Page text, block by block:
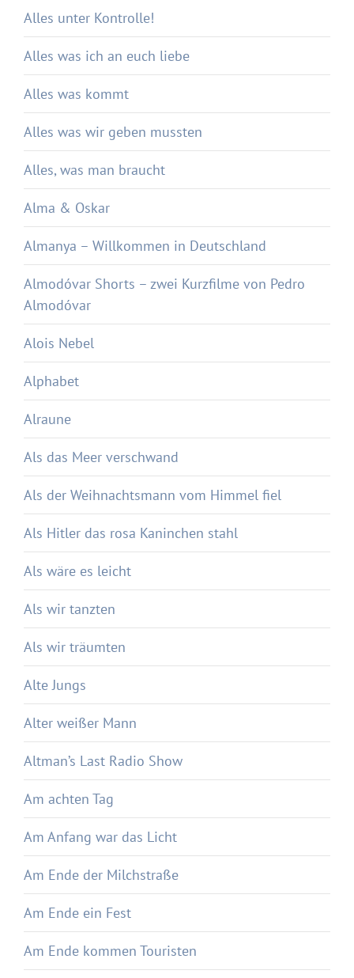
Alles unter Kontrolle!
Alles was ich an euch liebe
Alles was kommt
Alles was wir geben mussten
Alles, was man braucht
Alma & Oskar
Almanya – Willkommen in Deutschland
Almodóvar Shorts – zwei Kurzfilme von Pedro
Almodóvar
Alois Nebel
Alphabet
Alraune
Als das Meer verschwand
Als der Weihnachtsmann vom Himmel fiel
Als Hitler das rosa Kaninchen stahl
Als wäre es leicht
Als wir tanzten
Als wir träumten
Alte Jungs
Alter weißer Mann
Altman’s Last Radio Show
Am achten Tag
Am Anfang war das Licht
Am Ende der Milchstraße
Am Ende ein Fest
Am Ende kommen Touristen